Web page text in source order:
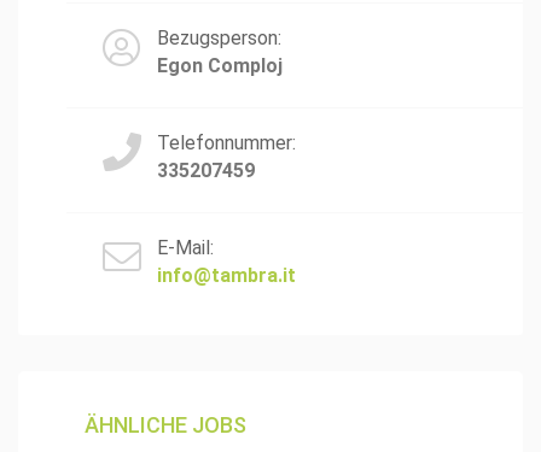
Bezugsperson:
Egon Comploj
Telefonnummer:
335207459
E-Mail:
info@tambra.it
ÄHNLICHE JOBS